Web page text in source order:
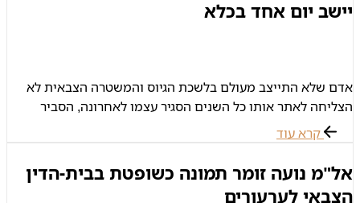
יישב יום אחד בכלא
אדם שלא התייצב מעולם בלשכת הגיוס והמשטרה הצבאית לא
הצליחה לאתר אותו כל השנים הסגיר עצמו לאחרונה, הסביר
שעבר גמילה מסמים וכשהרגיש חזק מספיק כדי להתמודד עם
עברו התייצב. למרות
קרא עוד
אל"מ נועה זומר תמונה כשופטת בבית-הדין
הצבאי לערעורים